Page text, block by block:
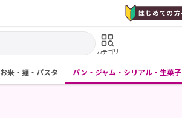
カテゴリ
お米・麺・パスタ パン・ジャム・シリアル・生菓子